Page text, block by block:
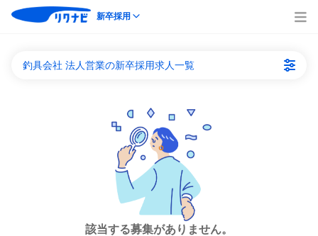
新卒採用
釣具会社 法人営業の新卒採用求人一覧
該当する募集がありません。